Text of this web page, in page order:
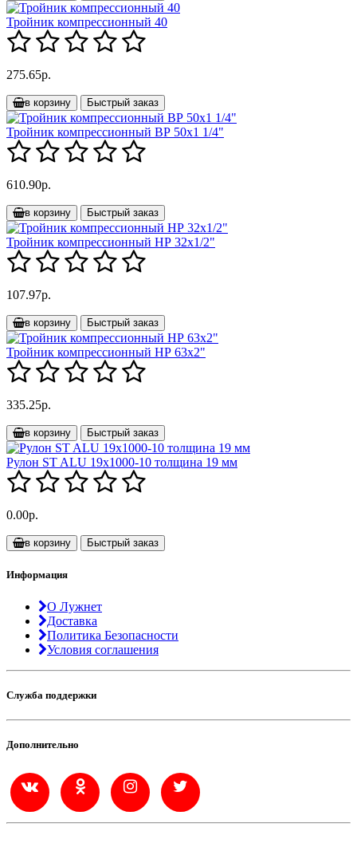
Тройник компрессионный 40
275.65р.
в корзину Быстрый заказ
Тройник компрессионный ВР 50х1 1/4"
610.90р.
в корзину Быстрый заказ
Тройник компрессионный НР 32х1/2"
107.97р.
в корзину Быстрый заказ
Тройник компрессионный НР 63х2"
335.25р.
в корзину Быстрый заказ
Рулон ST ALU 19x1000-10 толщина 19 мм
0.00р.
в корзину Быстрый заказ
Информация
О Лужнет
Доставка
Политика Безопасности
Условия соглашения
Служба поддержки
Дополнительно